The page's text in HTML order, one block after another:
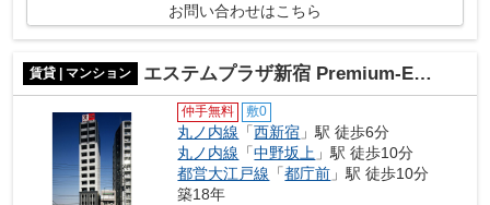
お問い合わせはこちら
賃貸 | マンション エステムプラザ新宿 Premium-EX(プレミアムイーエックス）
仲手無料 敷0
丸ノ内線 「西新宿 」駅 徒歩6分
丸ノ内線 「中野坂上 」駅 徒歩10分
都営大江戸線 「都庁前 」駅 徒歩10分
築18年